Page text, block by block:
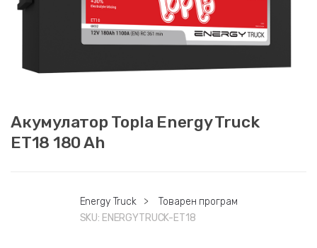
Акумулатор Topla Energy Truck
ET18 180 Ah
Energy Truck >
Товарен програм
SKU: ENERGYTRUCK-ET18